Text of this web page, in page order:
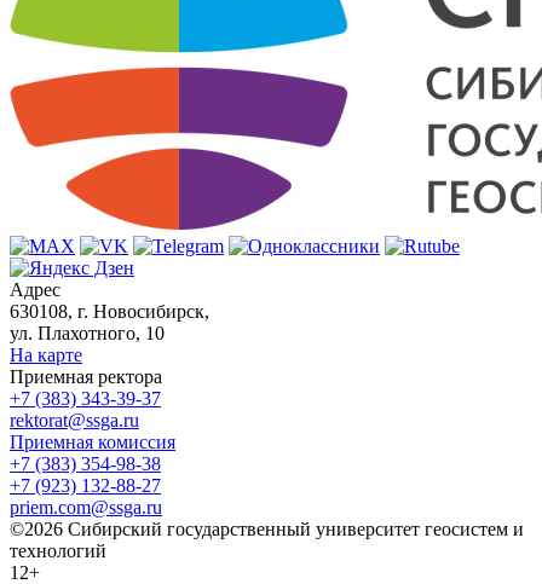
Адрес
630108, г. Новосибирск,
ул. Плахотного, 10
На карте
Приемная ректора
+7 (383) 343-39-37
rektorat@ssga.ru
Приемная комиссия
+7 (383) 354-98-38
+7 (923) 132-88-27
priem.com@ssga.ru
©2026 Сибирский государственный университет геосистем и
технологий
12+